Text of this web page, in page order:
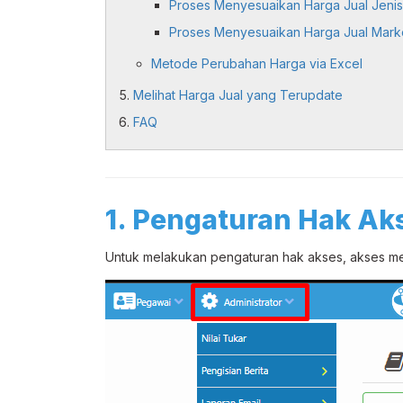
Proses Menyesuaikan Harga Jual
Proses Menyesuaikan Harga Jual
Metode Perubahan Harga via Excel
Melihat Harga Jual yang Terupdate
FAQ
1. Pengaturan Hak
Untuk melakukan pengaturan hak akses, akses